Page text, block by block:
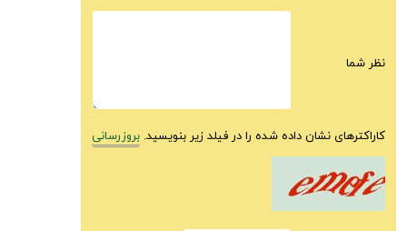
نظر شما
کاراکترهای نشان داده شده را در فیلد زیر بنویسید. بروزرسانی